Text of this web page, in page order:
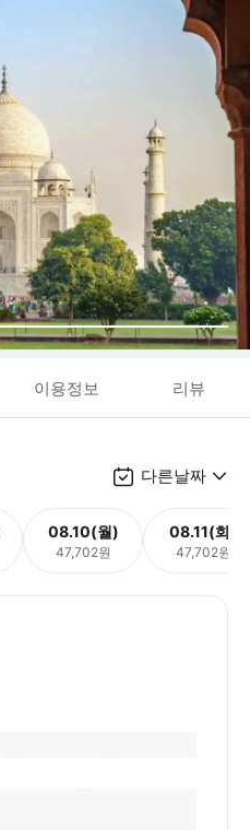
이용정보 리뷰
다른날짜
08.10(월)
47,702원
08.11(화)
47,702원